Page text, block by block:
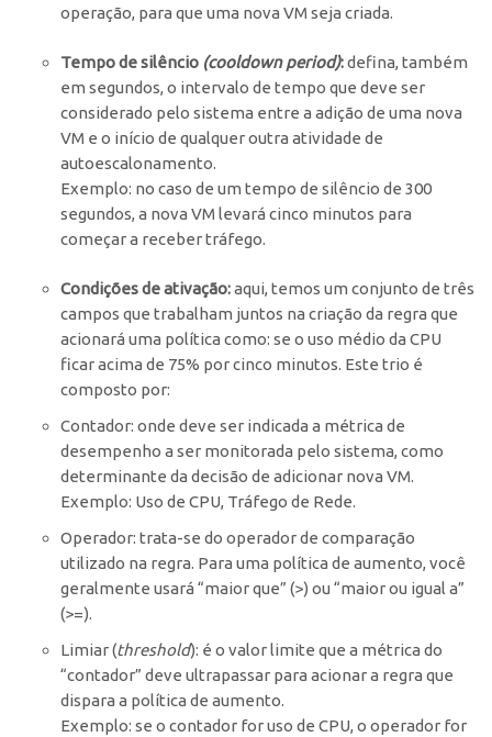
operação, para que uma nova VM seja criada.
Tempo de silêncio (cooldown period):defina, também
em segundos, o intervalo de tempo que deve ser
considerado pelo sistema entre a adição de uma nova
VM e o início de qualquer outra atividade de
autoescalonamento.
Exemplo: no caso de um tempo de silêncio de 300
segundos, a nova VM levará cinco minutos para
começar a receber tráfego.
Condições de ativação:aqui, temos um conjunto de três
campos que trabalham juntos na criação da regra que
acionará uma política como: se o uso médio da CPU
ficar acima de 75% por cinco minutos. Este trio é
composto por:
Contador: onde deve ser indicada a métrica de
desempenho a ser monitorada pelo sistema, como
determinante da decisão de adicionar nova VM.
Exemplo: Uso de CPU, Tráfego de Rede.
Operador: trata-se do operador de comparação
utilizado na regra. Para uma política de aumento, você
geralmente usará “maior que” (>) ou “maior ou igual a”
(>=).
Limiar (threshold): é o valor limite que a métrica do
“contador” deve ultrapassar para acionar a regra que
dispara a política de aumento.
Exemplo: se o contador for uso de CPU, o operador for